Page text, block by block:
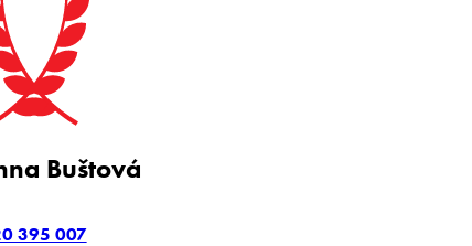
Buštová
395 007